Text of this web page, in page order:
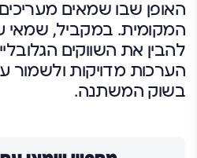
האופן שבו שמאים
המקומית. במקביל, שמאי
להבין את השווקים
הערכות מדויקות ולשמור
בשוק המשתנה.